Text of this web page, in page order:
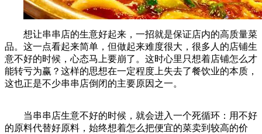
想让串串店的生意好起来，一招就是保证店内的高质量菜
品。这一点看起来简单，但做起来难度很大，很多人的店铺生
意不好的时候，心态马上要崩了。这时心里只想着店铺怎么才
能转亏为赢？这样的思想在一定程度上失去了餐饮业的本质，
这也正是不少串串店倒闭的主要原因之一。
当串串店生意不好的时候，就会进入一个死循环：用不好
的原料代替好原料，始终想着怎么把便宜的菜卖到较高的价